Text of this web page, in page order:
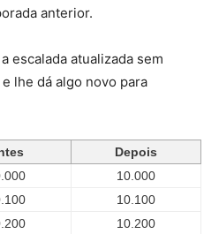
anterior.
escalada atualizada sem
lhe dá algo novo para
Depois
10.000
10.100
10.200